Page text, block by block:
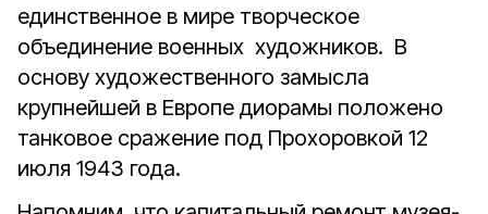
единственное в мире творческое
объединение военных художников. В
основу художественного замысла
крупнейшей в Европе диорамы положено
танковое сражение под Прохоровкой 12
июля 1943 года.